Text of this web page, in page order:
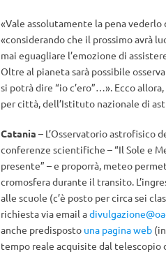
«Vale assolutamente la pena vederlo
«considerando che il prossimo avrà
mai eguagliare l’emozione di
Oltre al pianeta sarà possibile
si potrà dire “io c’ero”…». Ecco
per città, dell’Istituto nazionale di
Catania – L’Osservatorio astrofisico
conferenze scientifiche – “Il Sole e
presente” – e proporrà, meteo
cromosfera durante il transito.
alle scuole (c’è posto per circa sei
richiesta via email a
anche predisposto una pagina web(in
tempo reale acquisite dal telescopio